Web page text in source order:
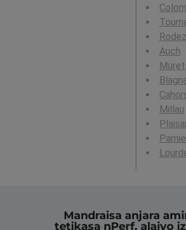
Rodez
Auch
Muret
Millau
Mandraisa anjara
tetikasa nPerf, alaivo